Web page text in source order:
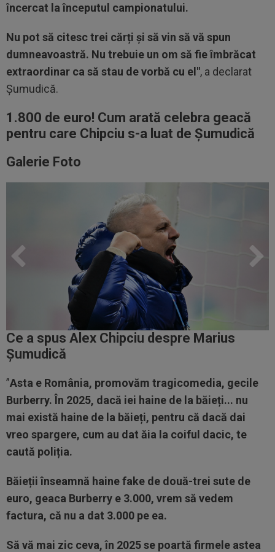
încercat la începutul campionatului.
Nu pot să citesc trei cărți și să vin să vă spun
dumneavoastră. Nu trebuie un om să fie îmbrăcat
extraordinar ca să stau de vorbă cu el", a declarat
Șumudică.
1.800 de euro! Cum arată celebra geacă
pentru care Chipciu s-a luat de Șumudică
Galerie Foto
Ce a spus Alex Chipciu despre Marius
Șumudică
”Asta e România, promovăm tragicomedia, gecile
Burberry. În 2025, dacă iei haine de la băieți... nu
mai există haine de la băieți, pentru că dacă dai
vreo spargere, cum au dat ăia la coiful dacic, te
caută poliția.
Băieții înseamnă haine fake de două-trei sute de
euro, geaca Burberry e 3.000, vrem să vedem
factura, că nu a dat 3.000 pe ea.
Să vă mai zic ceva, în 2025 se poartă firmele astea